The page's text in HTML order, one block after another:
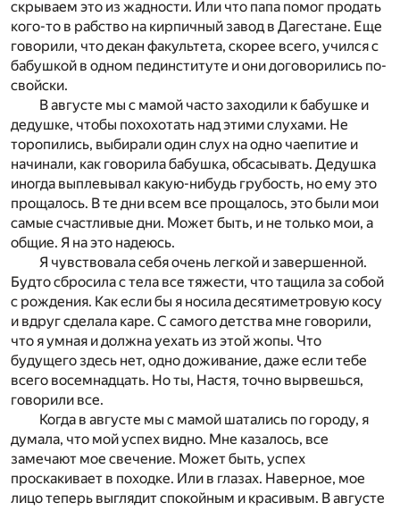
скрываем это из жадности. Или что папа помог продать
кого-то в рабство на кирпичный завод в Дагестане. Еще
говорили, что декан факультета, скорее всего, учился с
бабушкой в одном пединституте и они договорились по-
свойски.
В августе мы с мамой часто заходили к бабушке и
дедушке, чтобы похохотать над этими слухами. Не
торопились, выбирали один слух на одно чаепитие и
начинали, как говорила бабушка, обсасывать. Дедушка
иногда выплевывал какую-нибудь грубость, но ему это
прощалось. В те дни всем все прощалось, это были мои
самые счастливые дни. Может быть, и не только мои, а
общие. Я на это надеюсь.
Я чувствовала себя очень легкой и завершенной.
Будто сбросила с тела все тяжести, что тащила за собой
с рождения. Как если бы я носила десятиметровую косу
и вдруг сделала каре. С самого детства мне говорили,
что я умная и должна уехать из этой жопы. Что
будущего здесь нет, одно доживание, даже если тебе
всего восемнадцать. Но ты, Настя, точно вырвешься,
говорили все.
Когда в августе мы с мамой шатались по городу, я
думала, что мой успех видно. Мне казалось, все
замечают мое свечение. Может быть, успех
проскакивает в походке. Или в глазах. Наверное, мое
лицо теперь выглядит спокойным и красивым. В августе